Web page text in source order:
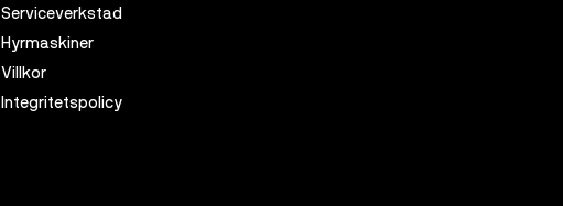
Serviceverkstad
Hyrmaskiner
Villkor
Integritetspolicy